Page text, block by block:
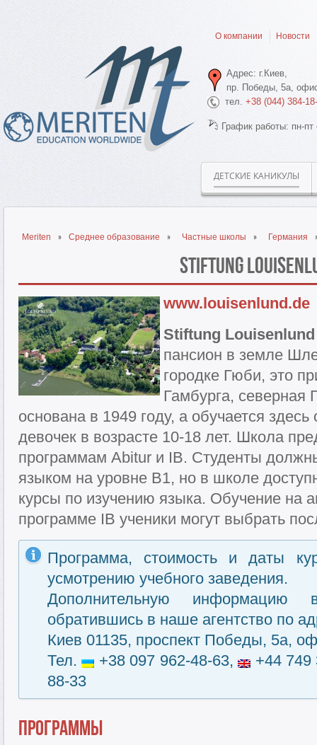
О компании Новости
Адрес: г.Киев,
пр. Победы, 5а,
тел. +38 (044) 384-
График работы: пн-
ДЕТСКИЕ КАНИКУЛЫ
Meriten Среднее образование Частные школы Германия
Stiftung
www.louisenlund.de
Stiftung
пансион в земле
городке Гюби, это
Гамбурга,
основана в 1949 году, а обучается
девочек в возрасте 10-18 лет. Школа
программам Abitur и IB. Студенты
языком на уровне B1, но в школе
курсы по изучению языка. Обучение на
программе IB ученики могут выбрать
Программа, стоимость и даты
усмотрению учебного заведения.
Дополнительную информацию
обратившись в наше агентство по
Киев 01135, проспект Победы, 5а,
Тел.
+38 097 962-48-63,
+44
88-33
Программы